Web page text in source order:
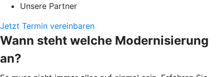
Unsere Partner
Jetzt Termin vereinbaren
Wann steht welche Modernisierung
an?